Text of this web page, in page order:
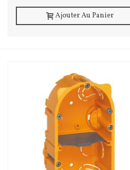
Ajouter Au Panier